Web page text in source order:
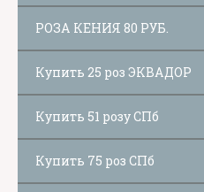
РОЗА КЕНИЯ 80 РУБ.
Купить 25 роз ЭКВАДОР
Купить 51 розу СПб
Купить 75 роз СПб